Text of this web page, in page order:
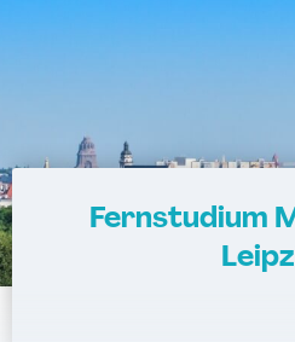
Fernstudium